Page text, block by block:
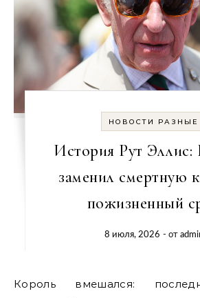
НОВОСТИ РАЗНЫЕ
История Рут
заменил смертную
пожизненный
8 июля, 2026 - от
Король вмешался: